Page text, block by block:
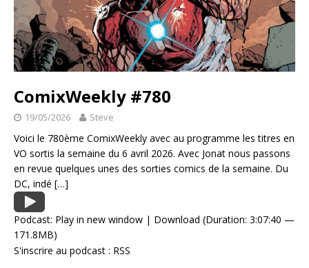
ComixWeekly #780
19/05/2026 Steve
Voici le 780ème ComixWeekly avec au programme les titres en
VO sortis la semaine du 6 avril 2026. Avec Jonat nous passons
en revue quelques unes des sorties comics de la semaine. Du
DC, indé […]
Podcast: Play in new window | Download (Duration: 3:07:40 —
171.8MB)
S'inscrire au podcast : RSS